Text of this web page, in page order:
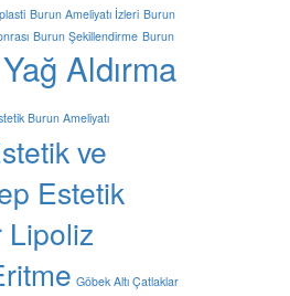
Burun Ameliyatı İzleri Burun
Burun Şekillendirme Burun
Aldırma
Burun Ameliyatı
ve
Estetik
Lipoliz
Göbek Altı Çatlaklar